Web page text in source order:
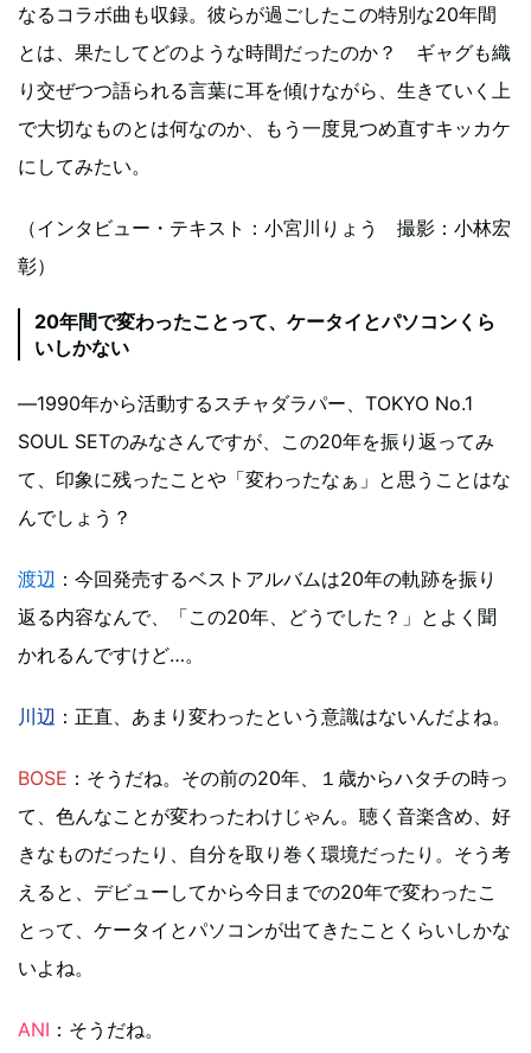
なるコラボ曲も収録。彼らが過ごしたこの特別な20年間
とは、果たしてどのような時間だったのか？ ギャグも織
り交ぜつつ語られる言葉に耳を傾けながら、生きていく上
で大切なものとは何なのか、もう一度見つめ直すキッカケ
にしてみたい。
（インタビュー・テキスト：小宮川りょう
撮影：小林宏
彰）
20年間で変わったことって、ケータイとパソコンくら
いしかない
―1990年から活動するスチャダラパー、TOKYO No.1
SOUL SETのみなさんですが、この20年を振り返ってみ
て、印象に残ったことや「変わったなぁ」と思うことはな
んでしょう？
渡辺 ：今回発売するベストアルバムは20年の軌跡を振り
返る内容なんで、「この20年、どうでした？」とよく聞
かれるんですけど…。
川辺 ：正直、あまり変わったという意識はないんだよね。
BOSE ：そうだね。その前の20年、１歳からハタチの時っ
て、色んなことが変わったわけじゃん。聴く音楽含め、好
きなものだったり、自分を取り巻く環境だったり。そう考
えると、デビューしてから今日までの20年で変わったこ
とって、ケータイとパソコンが出てきたことくらいしかな
いよね。
ANI ：そうだね。